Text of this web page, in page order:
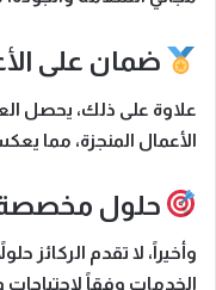
ضمان على
علاوة على ذلك، يحصل
الأعمال المنجزة، مما
حلول
وأخيراً، لا تقدم الركائز
الخدمات وفقاً